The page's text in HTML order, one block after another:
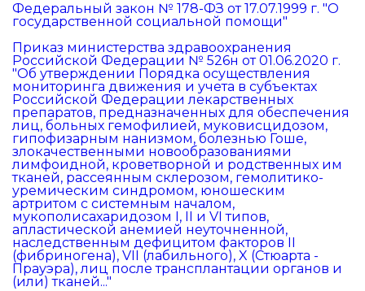
Федеральный закон № 178-ФЗ от 17.07.1999 г. "О
государственной социальной помощи"
Приказ министерства здравоохранения
Российской Федерации № 526н от 01.06.2020 г.
"Об утверждении Порядка осуществления
мониторинга движения и учета в субъектах
Российской Федерации лекарственных
препаратов, предназначенных для обеспечения
лиц, больных гемофилией, муковисцидозом,
гипофизарным нанизмом, болезнью Гоше,
злокачественными новообразованиями
лимфоидной, кроветворной и родственных им
тканей, рассеянным склерозом, гемолитико-
уремическим синдромом, юношеским
артритом с системным началом,
мукополисахаридозом I, II и VI типов,
апластической анемией неуточненной,
наследственным дефицитом факторов II
(фибриногена), VII (лабильного), X (Стюарта -
Прауэра), лиц после трансплантации органов и
(или) тканей..."